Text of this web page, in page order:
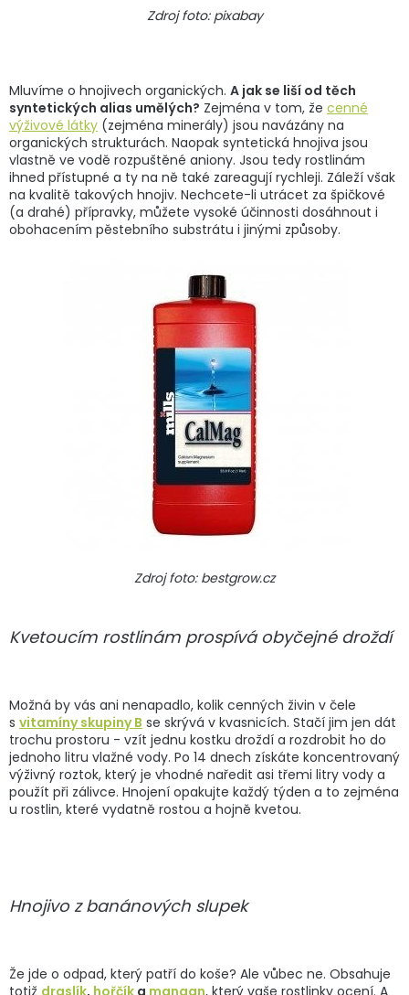
Zdroj foto: pixabay
Mluvíme o hnojivech organických. A jak se liší od těch
syntetických alias umělých? Zejména v tom, že cenné
výživové látky (zejména minerály) jsou navázány na
organických strukturách. Naopak syntetická hnojiva jsou
vlastně ve vodě rozpuštěné aniony. Jsou tedy rostlinám
ihned přístupné a ty na ně také zareagují rychleji. Záleží však
na kvalitě takových hnojiv. Nechcete-li utrácet za špičkové
(a drahé) přípravky, můžete vysoké účinnosti dosáhnout i
obohacením pěstebního substrátu i jinými způsoby.
Zdroj foto: bestgrow.cz
Kvetoucím rostlinám prospívá obyčejné droždí
Možná by vás ani nenapadlo, kolik cenných živin v čele
s vitamíny skupiny B se skrývá v kvasnicích. Stačí jim jen dát
trochu prostoru - vzít jednu kostku droždí a rozdrobit ho do
jednoho litru vlažné vody. Po 14 dnech získáte koncentrovaný
výživný roztok, který je vhodné naředit asi třemi litry vody a
použít při zálivce. Hnojení opakujte každý týden a to zejména
u rostlin, které vydatně rostou a hojně kvetou.
Hnojivo z banánových slupek
Že jde o odpad, který patří do koše? Ale vůbec ne. Obsahuje
totiž draslík, hořčík a mangan, který vaše rostlinky ocení. A